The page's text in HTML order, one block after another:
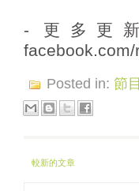
- 更多更
facebook.com/
Posted in: 節目
較新的文章